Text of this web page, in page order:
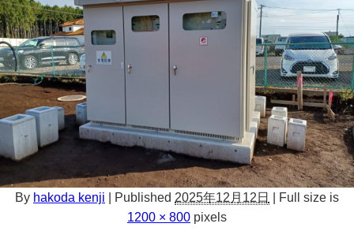
By hakoda kenji Published 2025年12月12日
Full size is
1200 × 800 pixels